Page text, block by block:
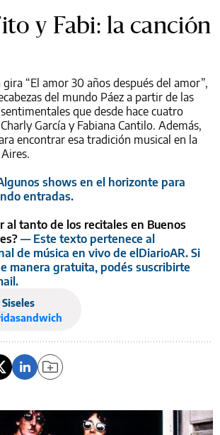
y Fabi: la canción
“El amor 30 años después del amor”,
del mundo Páez a partir de las
que desde hace cuatro
García y Fabiana Cantilo. Además,
encontrar esa tradición musical en la
shows en el horizonte para
entradas.
al tanto de los recitales en Buenos
— Este texto pertenece al
de música en vivo de elDiarioAR. Si
manera gratuita, podés suscribirte